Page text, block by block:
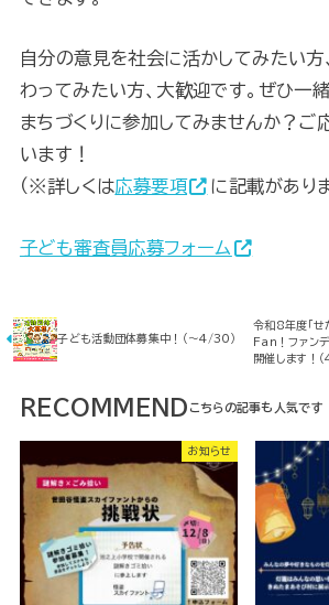
自分の意見を社会に活かしてみたい方
わってみたい方、大歓迎です。ぜひ一
まちづくりに参加してみませんか？ご
います！
（※詳しくは応募要項 に記載があり
子ども審査員応募フォーム
子ども活動団体募集中！（～4/30）
令和8年度「せ
Fan！ファン
開催します！（
RECOMMEND
お知らせ